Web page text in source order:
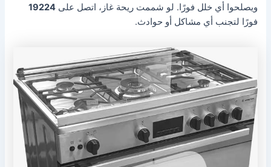
ويصلحوا أي خلل فورًا. لو شممت ريحة غاز، اتصل على19224
فورًا لتجنب أي مشاكل أو حوادث.